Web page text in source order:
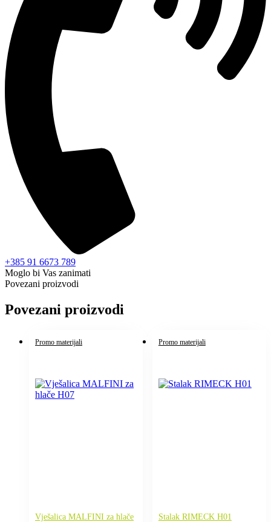
+385 91 6673 789
Moglo bi Vas zanimati
Povezani proizvodi
Povezani proizvodi
Promo materijali
Vješalica MALFINI za hlače
Promo materijali
Stalak RIMECK H01